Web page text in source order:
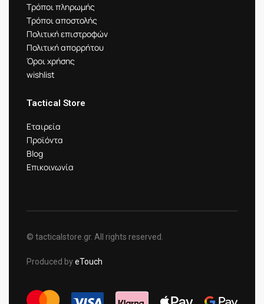
Τρόποι πληρωμής
Τρόποι αποστολής
Πολιτική επιστροφών
Πολιτική απορρήτου
Όροι χρήσης
wishlist
Tactical Store
Εταιρεία
Προϊόντα
Blog
Επικοινωνία
© tacticalstore.gr. All rights reserved.
Produced byeTouch